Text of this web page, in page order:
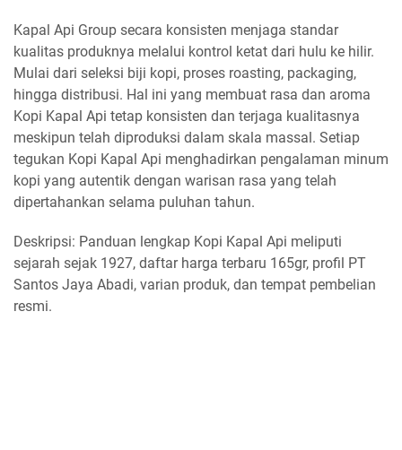
Kapal Api Group secara konsisten menjaga standar
kualitas produknya melalui kontrol ketat dari hulu ke hilir.
Mulai dari seleksi biji kopi, proses roasting, packaging,
hingga distribusi. Hal ini yang membuat rasa dan aroma
Kopi Kapal Api tetap konsisten dan terjaga kualitasnya
meskipun telah diproduksi dalam skala massal. Setiap
tegukan Kopi Kapal Api menghadirkan pengalaman minum
kopi yang autentik dengan warisan rasa yang telah
dipertahankan selama puluhan tahun.
Deskripsi: Panduan lengkap Kopi Kapal Api meliputi
sejarah sejak 1927, daftar harga terbaru 165gr, profil PT
Santos Jaya Abadi, varian produk, dan tempat pembelian
resmi.